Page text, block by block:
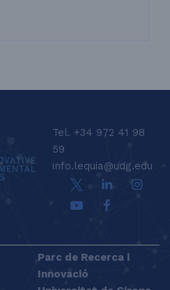
Tel. +34 972 41 98
59
info.lequia@udg.edu
Parc de Recerca i
Innovació